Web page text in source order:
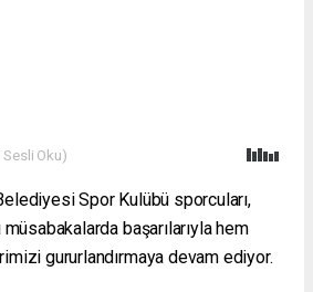
Sesli Oku)
Spor Kulübü sporcuları,
başarılarıyla hem
gururlandırmaya devam ediyor.